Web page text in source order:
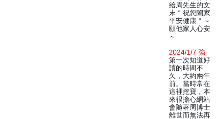
給周先生的文
末＂祝您闔家
平安健康＂～
願他家人心安
～
2024/1/7 強
第一次知道好
讀的時間不
久，大約兩年
前。當時常在
這裡挖寶，本
來很擔心網站
會隨著周博士
離世而無法再